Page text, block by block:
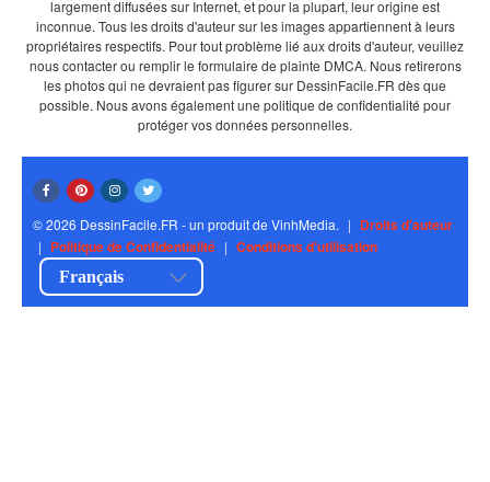
largement diffusées sur Internet, et pour la plupart, leur origine est
inconnue. Tous les droits d'auteur sur les images appartiennent à leurs
propriétaires respectifs. Pour tout problème lié aux droits d'auteur, veuillez
nous contacter ou remplir le formulaire de plainte DMCA. Nous retirerons
les photos qui ne devraient pas figurer sur DessinFacile.FR dès que
possible. Nous avons également une politique de confidentialité pour
protéger vos données personnelles.
© 2026 DessinFacile.FR - un produit de VinhMedia. | Droits d'auteur
| Politique de Confidentialité | Conditions d'utilisation
Français